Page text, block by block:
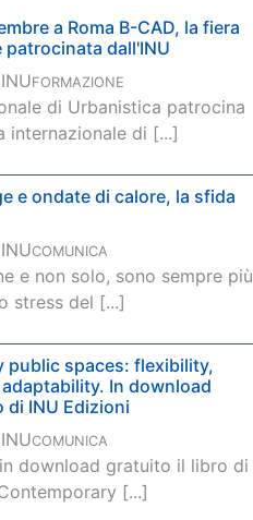
a Roma B-CAD, la fiera
dall'INU
FORMAZIONE
di Urbanistica patrocina
internazionale di [...]
e ondate di calore, la sfida
COMUNICA
e non solo, sono sempre più
stress del [...]
public spaces: flexibility,
In download
INU Edizioni
COMUNICA
download gratuito il libro di
[...]